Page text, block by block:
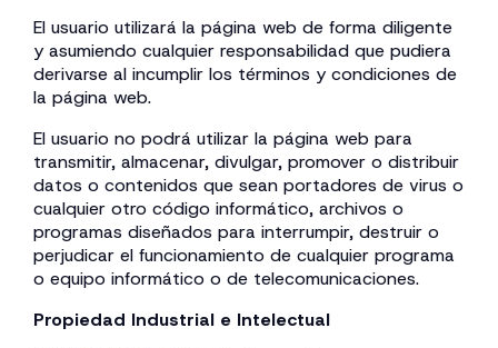
El usuario utilizará la página web de forma diligente
y asumiendo cualquier responsabilidad que pudiera
derivarse al incumplir los términos y condiciones de
la página web.
El usuario no podrá utilizar la página web para
transmitir, almacenar, divulgar, promover o distribuir
datos o contenidos que sean portadores de virus o
cualquier otro código informático, archivos o
programas diseñados para interrumpir, destruir o
perjudicar el funcionamiento de cualquier programa
o equipo informático o de telecomunicaciones.
Propiedad Industrial e Intelectual